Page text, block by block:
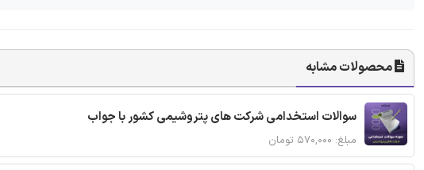
محصولات مشابه
سوالات استخدامی شرکت های پتروشیمی کشور با جواب
مبلغ: ۵۷۰,۰۰۰ تومان